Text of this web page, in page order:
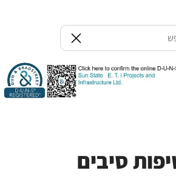
סיבים